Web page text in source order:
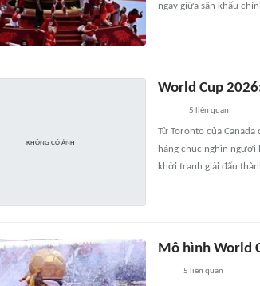
ngay giữa sân khấu
World Cup
5 liên quan
Từ Toronto của
hàng chục nghìn người
khởi tranh giải đấu
Mô hình World
5 liên quan